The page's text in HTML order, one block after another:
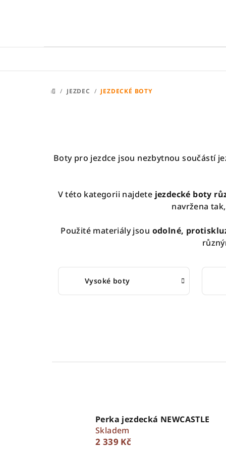
DOMŮ
/ JEZDEC / JEZDECKÉ BOTY
Boty pro jezdce jsou nezbytnou součástí
V této kategorii najdete jezdecké boty
navržena
Použité materiály jsou odolné,
Vysoké boty
Perka jezdecká NEWCASTLE
Skladem
2 339 Kč